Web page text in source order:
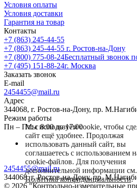
Условия оплаты
Условия доставки
Гарантия на товар
Контакты
+7 (863) 245-44-55
+7 (863) 245-44-55 г. Ростов-на-Дону
+7 (800) 775-08-24Бесплатный звонок
+7 (495) 151-88-24г. Москва
Заказать звонок
E-mail
2454455@mail.ru
Адрес
344068, г. Ростов-на-Дону, пр.
Режим работы
Пн – Пт: с 8:00 до 17:00
2454455@mail.ru
344068, г. Ростов-на-Дону, пр.
© 2026 "Контрольно-измерительные
Мы используем cookie, чтобы
сайт ещё удобнее. Продолжая
использовать данный сайт, вы
соглашаетесь с использованием
cookie-файлов. Для получения
дополнительной информации см.
Политика конфиденциальности.